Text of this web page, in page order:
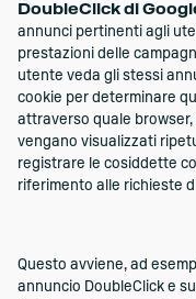
DoubleClick di
annunci pertinenti agli
prestazioni delle
utente veda gli stessi
cookie per determinare
attraverso quale
vengano visualizzati
registrare le cosiddette
riferimento alle richieste
Questo avviene, ad
annuncio DoubleClick e